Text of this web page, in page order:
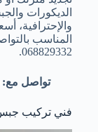
الديكورات
والإحترافية،
068829332.
تواصل
فني تركيب